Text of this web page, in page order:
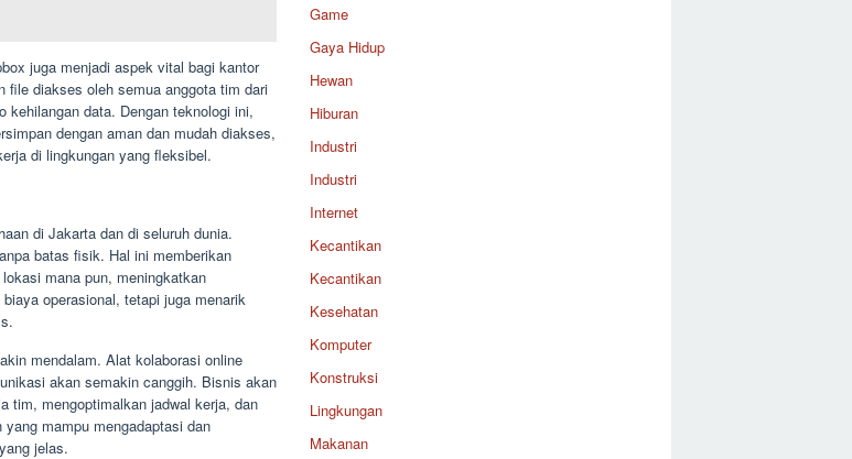
juga menjadi aspek vital bagi kantor
file diakses oleh semua anggota tim dari
kehilangan data. Dengan teknologi ini,
dengan aman dan mudah diakses,
di lingkungan yang fleksibel.
di Jakarta dan di seluruh dunia.
batas fisik. Hal ini memberikan
mana pun, meningkatkan
operasional, tetapi juga menarik
mendalam. Alat kolaborasi online
akan semakin canggih. Bisnis akan
tim, mengoptimalkan jadwal kerja, dan
mampu mengadaptasi dan
jelas.
Game
Gaya Hidup
Hewan
Hiburan
Industri
Industri
Internet
Kecantikan
Kecantikan
Kesehatan
Komputer
Konstruksi
Lingkungan
Makanan